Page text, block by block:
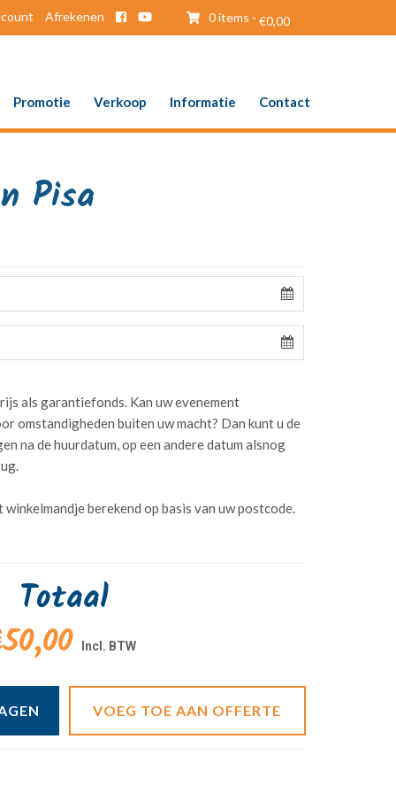
0 items - €0,00
Afrekenen
Promotie Verkoop Informatie Contact
Pisa
als garantiefonds. Kan uw evenement
omstandigheden buiten uw macht? Dan kunt u de
na de huurdatum, op een andere datum alsnog
berekend op basis van uw postcode.
Totaal
VOEG TOE AAN OFFERTE